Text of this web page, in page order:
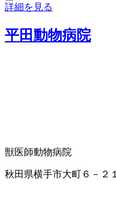
詳細を見る
平田動物病院
獣医師動物病院
秋田県横手市大町６－２１